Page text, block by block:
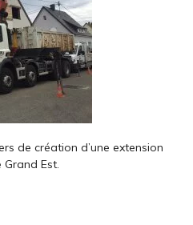
de création d’une extension
Est.